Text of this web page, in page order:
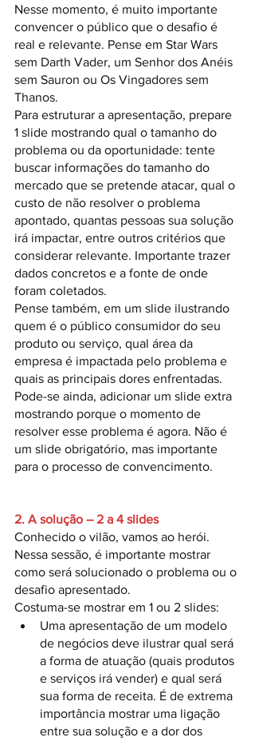
Nesse momento, é muito importante
convencer o público que o desafio é
real e relevante. Pense em Star Wars
sem Darth Vader, um Senhor dos Anéis
sem Sauron ou Os Vingadores sem
Thanos.
Para estruturar a apresentação, prepare
1 slide mostrando qual o tamanho do
problema ou da oportunidade: tente
buscar informações do tamanho do
mercado que se pretende atacar, qual o
custo de não resolver o problema
apontado, quantas pessoas sua solução
irá impactar, entre outros critérios que
considerar relevante. Importante trazer
dados concretos e a fonte de onde
foram coletados.
Pense também, em um slide ilustrando
quem é o público consumidor do seu
produto ou serviço, qual área da
empresa é impactada pelo problema e
quais as principais dores enfrentadas.
Pode-se ainda, adicionar um slide extra
mostrando porque o momento de
resolver esse problema é agora. Não é
um slide obrigatório, mas importante
para o processo de convencimento.
2. A solução – 2 a 4 slides
Conhecido o vilão, vamos ao herói.
Nessa sessão, é importante mostrar
como será solucionado o problema ou o
desafio apresentado.
Costuma-se mostrar em 1 ou 2 slides:
Uma apresentação de um modelo
de negócios deve ilustrar qual será
a forma de atuação (quais produtos
e serviços irá vender) e qual será
sua forma de receita. É de extrema
importância mostrar uma ligação
entre sua solução e a dor dos